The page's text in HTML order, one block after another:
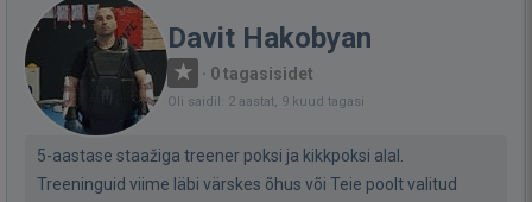
Davit Hakobyan
· 0 tagasisidet
Oli saidil: 2 aastat, 9 kuud tagasi
5-aastase staažiga treener poksi ja kikkpoksi alal.
Treeninguid viime läbi värskes õhus või Teie poolt valitud